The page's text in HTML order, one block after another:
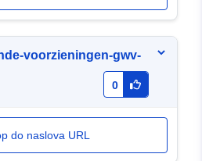
voorzieningen-gwv-
0
do naslova URL